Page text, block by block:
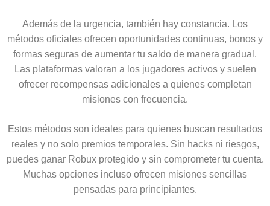
Además de la urgencia, también hay constancia. Los
métodos oficiales ofrecen oportunidades continuas, bonos y
formas seguras de aumentar tu saldo de manera gradual.
Las plataformas valoran a los jugadores activos y suelen
ofrecer recompensas adicionales a quienes completan
misiones con frecuencia.
Estos métodos son ideales para quienes buscan resultados
reales y no solo premios temporales. Sin hacks ni riesgos,
puedes ganar Robux protegido y sin comprometer tu cuenta.
Muchas opciones incluso ofrecen misiones sencillas
pensadas para principiantes.